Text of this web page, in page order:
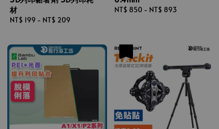
材
Regular
NT$ 199 - NT$ 209
Regular
NT$ 850 - NT$ 893